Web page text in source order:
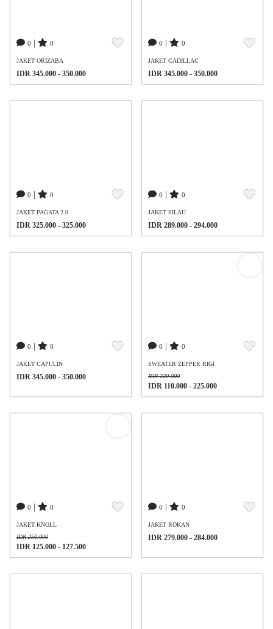
0 0
JAKET ORIZABA
IDR 345.000 - 350.000
0 0
JAKET CADILLAC
IDR 345.000 - 350.000
0 0
JAKET PAGATA 2.0
IDR 325.000 - 325.000
0 0
JAKET SILAU
IDR 289.000 - 294.000
0 0
JAKET CAPULIN
IDR 345.000 - 350.000
0 0
SWEATER ZEPPER RIGI
IDR 220.000
IDR 110.000 - 225.000
0 0
JAKET KNOLL
IDR 250.000
IDR 125.000 - 127.500
0 0
JAKET ROKAN
IDR 279.000 - 284.000